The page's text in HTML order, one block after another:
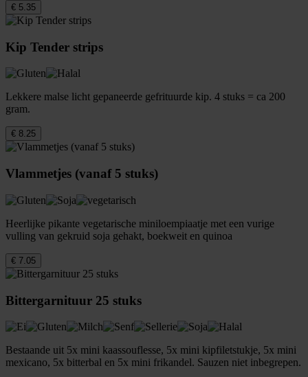
€ 5.35
Kip Tender strips
Lekkere malse licht gepaneerde gefrituurde kip. 4 stuks = ca 200
gram.
€ 8.25
Vlammetjes (vanaf 5 stuks)
Heerlijke pikante vegetarische miniloempiaatje met een vurige
vulling van gekruid soja gehakt, boekweit en quinoa
€ 7.05
Bittergarnituur 25 stuks
Bestaande uit 5x mini kaassouflesse, 5x mini kipfiletstukje, 5x mini
mexicano, 5x bitterbal en 5x mini frikandel. Sauzen niet inbegrepen.